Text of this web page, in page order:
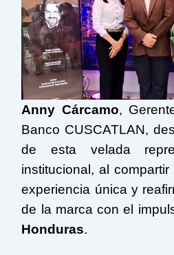
Anny Cárcamo,
Banco CUSCATLAN,
de esta velada
institucional, al
experiencia única y
de la marca con el
Honduras.